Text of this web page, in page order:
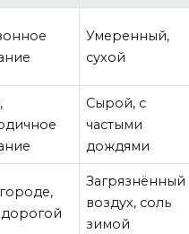
Умеренный,
сухой
Сырой, с
частыми
дождями
Загрязнённый
воздух, соль
зимой